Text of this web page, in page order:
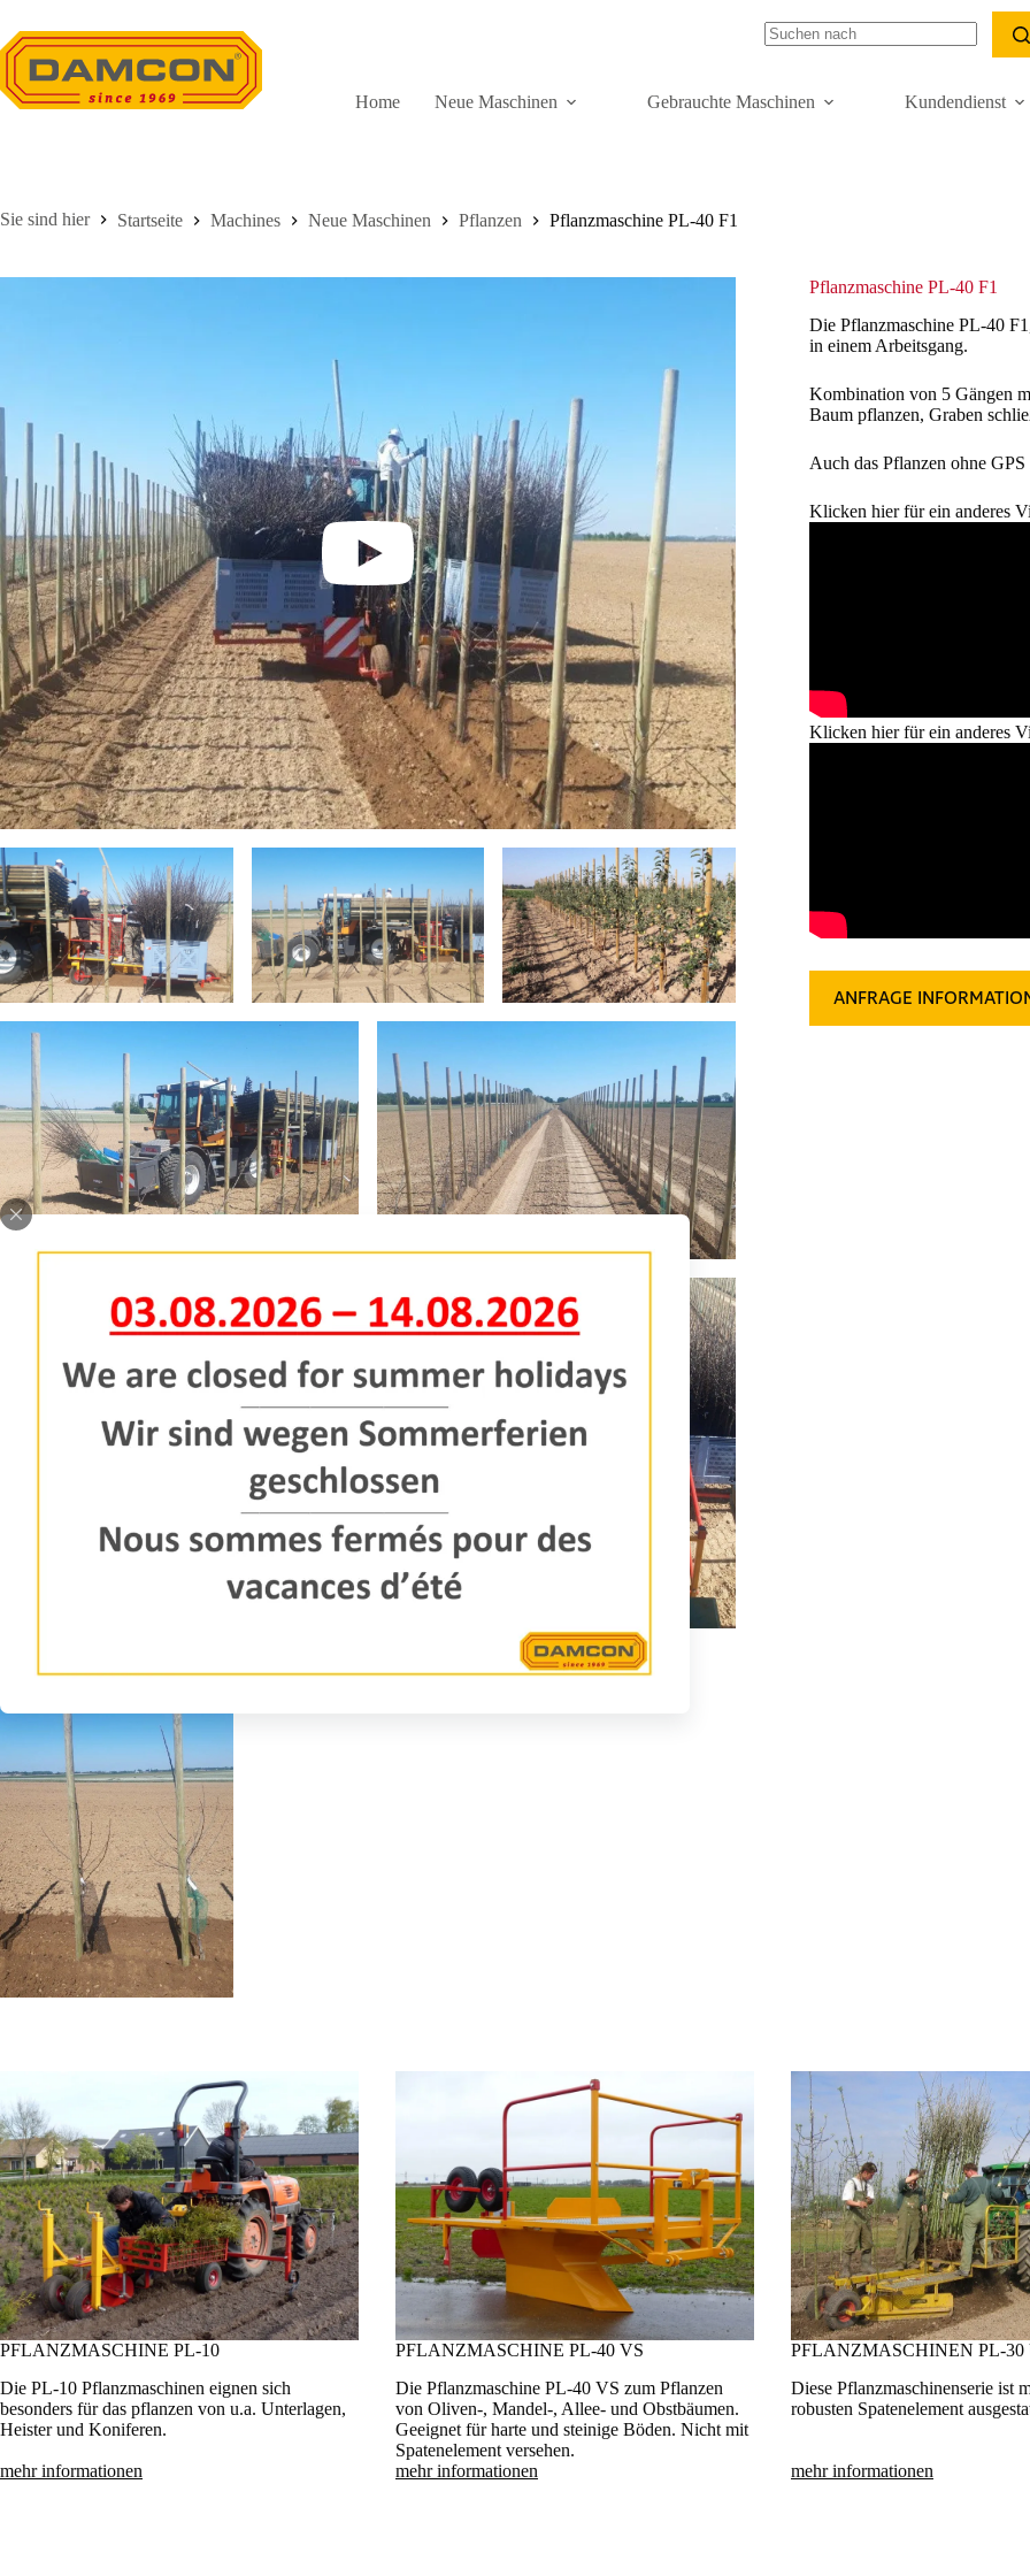
Inhalt
springen
Home Neue Maschinen Gebrauchte Maschinen Kundendienst
Startseite Machines Neue Maschinen Pflanzen Pflanzmaschine PL-40 F1
Pflanzmaschine PL-40 F1
Die Pflanzmaschine PL-40
in einem Arbeitsgang.
Kombination von 5 Gängen
Baum pflanzen, Graben
Auch das Pflanzen ohne
Klicken hier für ein anderes
Klicken hier für ein anderes
ANFRAGE
PFLANZMASCHINE PL-10
Die PL-10 Pflanzmaschinen eignen sich
besonders für das pflanzen von u.a. Unterlagen,
Heister und Koniferen.
mehr informationen
PFLANZMASCHINE PL-40 VS
Die Pflanzmaschine PL-40 VS zum Pflanzen
von Oliven-, Mandel-, Allee- und Obstbäumen.
Geeignet für harte und steinige Böden. Nicht mit
Spatenelement versehen.
mehr informationen
PFLANZMASCHINEN PL-30
Diese Pflanzmaschinenserie ist
robusten Spatenelement
mehr informationen